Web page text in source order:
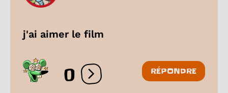
j'ai aimer le film
0 Ouvrir les réactions
RÉPONDRE